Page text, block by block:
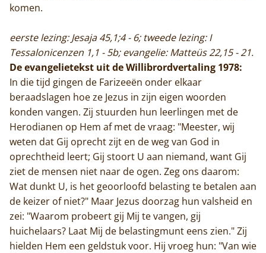
komen.
eerste lezing: Jesaja 45,1;4 - 6; tweede lezing: I
Tessalonicenzen 1,1 - 5b; evangelie: Matteüs 22,15 - 21.
De evangelietekst uit de Willibrordvertaling 1978:
In die tijd gingen de Farizeeën onder elkaar
beraadslagen hoe ze Jezus in zijn eigen woorden
konden vangen. Zij stuurden hun leerlingen met de
Herodianen op Hem af met de vraag: "Meester, wij
weten dat Gij oprecht zijt en de weg van God in
oprechtheid leert; Gij stoort U aan niemand, want Gij
ziet de mensen niet naar de ogen. Zeg ons daarom:
Wat dunkt U, is het geoorloofd belasting te betalen aan
de keizer of niet?" Maar Jezus doorzag hun valsheid en
zei: "Waarom probeert gij Mij te vangen, gij
huichelaars? Laat Mij de belastingmunt eens zien." Zij
hielden Hem een geldstuk voor. Hij vroeg hun: "Van wie